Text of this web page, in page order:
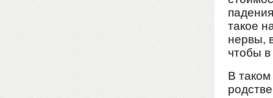
такое
нервы,
чтобы в
В